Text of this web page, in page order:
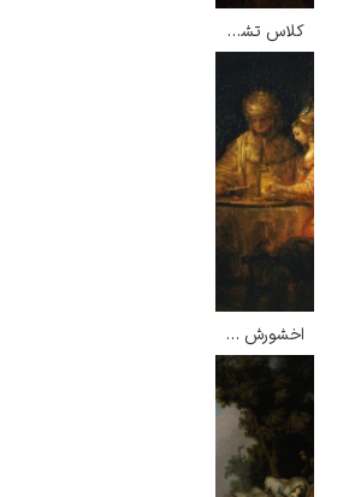
کلاس تشریح دکتر نیکلاس تولپ – رامبرانت
اخشورش و هامان در جشن استر – رامبرانت